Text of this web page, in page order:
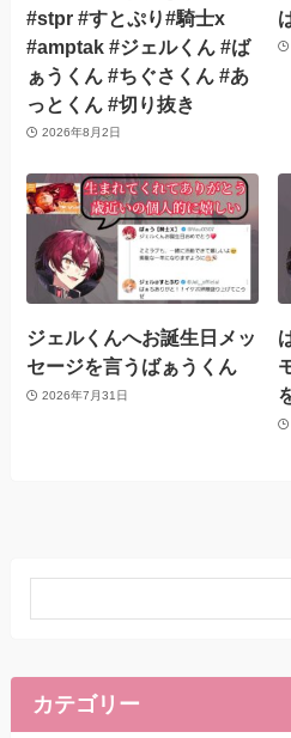
#stpr #すとぷり#騎士x
#amptak #ジェルくん #ば
ぁうくん #ちぐさくん #あ
っとくん #切り抜き
2026年8月2日
ジェルくんへお誕生日メッ
セージを言うばぁうくん
2026年7月31日
カテゴリー